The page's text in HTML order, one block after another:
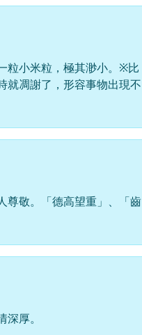
粒小米粒，極其渺小。※比
就凋謝了，形容事物出現不
尊敬。「德高望重」、「齒
厚。